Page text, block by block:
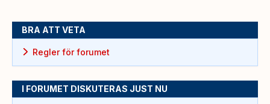
BRA ATT VETA
Regler för forumet
I FORUMET DISKUTERAS JUST NU